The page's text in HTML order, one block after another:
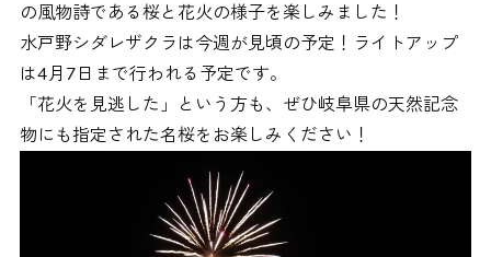
の風物詩である桜と花火の様子を楽しみました！
水戸野シダレザクラは今週が見頃の予定！ライトアップ
は4月7日まで行われる予定です。
「花火を見逃した」という方も、ぜひ岐阜県の天然記念
物にも指定された名桜をお楽しみください！